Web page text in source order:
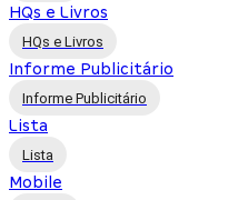
HQs e Livros
HQs e Livros
Informe Publicitário
Informe Publicitário
Lista
Lista
Mobile